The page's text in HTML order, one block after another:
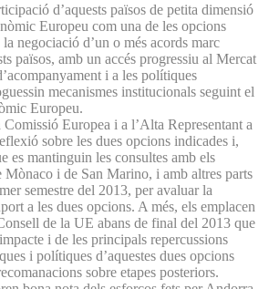
d’aquests països de petita dimensió
Europeu com una de les opcions
negociació d’un o més acords marc
països, amb un accés progressiu al Mercat
i a les polítiques
mecanismes institucionals seguint el
Europeu.
Europea i a l’Alta Representant a
sobre les dues opcions indicades i,
es mantinguin les consultes amb els
Mònaco i de San Marino, i amb altres parts
semestre del 2013, per avaluar la
a les dues opcions. A més, els emplacen
de la UE abans de final del 2013 que
i de les principals repercussions
i polítiques d’aquestes dues opcions
sobre etapes posteriors.